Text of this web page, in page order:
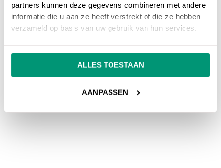
partners kunnen deze gegevens combineren met andere
informatie die u aan ze heeft verstrekt of die ze hebben
verzameld op basis van uw gebruik van hun services.
ALLES TOESTAAN
AANPASSEN